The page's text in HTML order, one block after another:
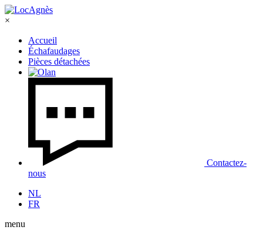
×
Accueil
Échafaudages
Pièces détachées
Contactez-
nous
NL
FR
menu